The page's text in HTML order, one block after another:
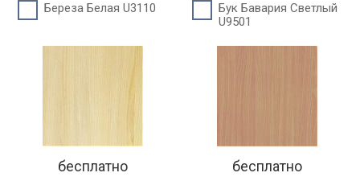
Береза Белая U3110
бесплатно
Бук Бавария Светлый
U9501
бесплатно